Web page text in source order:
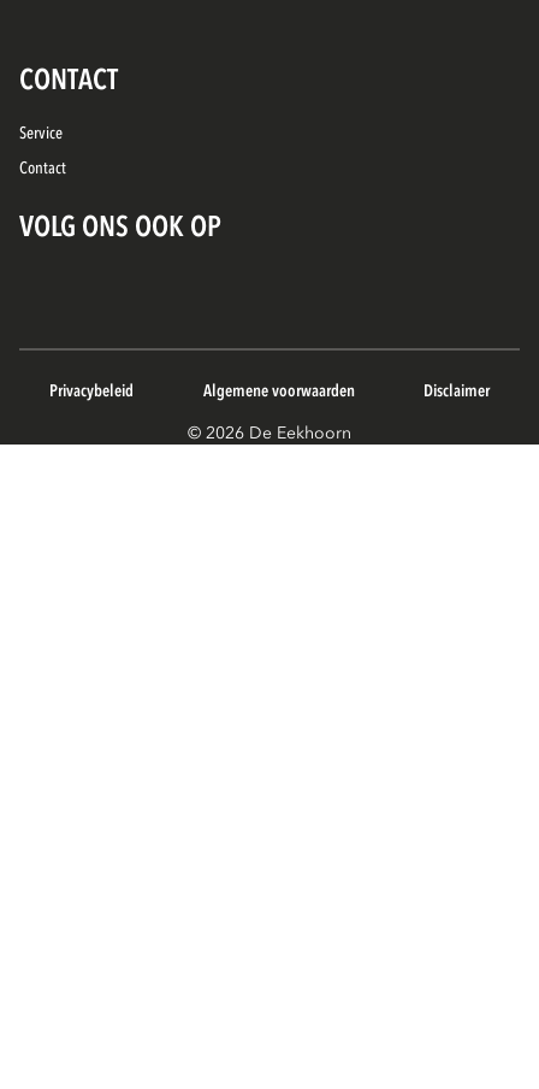
CONTACT
Service
Contact
VOLG ONS OOK OP
© 2026 De Eekhoorn
Privacybeleid Algemene voorwaarden Disclaimer